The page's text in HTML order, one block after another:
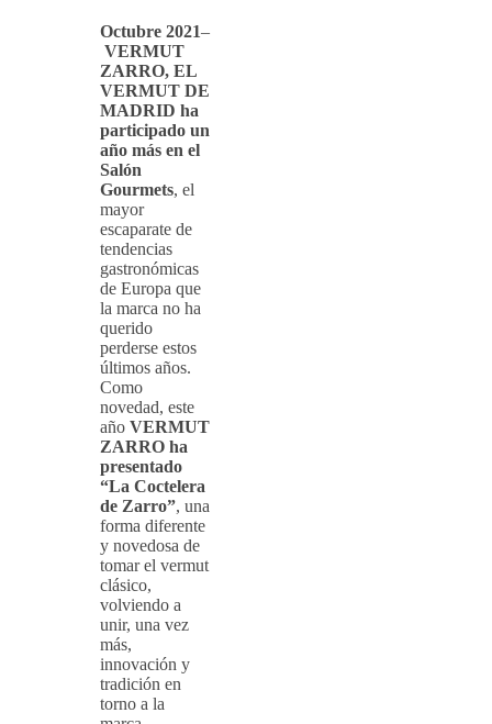
Octubre 2021–
VERMUT
ZARRO, EL
VERMUT DE
MADRID ha
participado un
año más en el
Salón
Gourmets, el
mayor
escaparate de
tendencias
gastronómicas
de Europa que
la marca no ha
querido
perderse estos
últimos años.
Como
novedad, este
año VERMUT
ZARRO ha
presentado
“La Coctelera
de Zarro”, una
forma diferente
y novedosa de
tomar el vermut
clásico,
volviendo a
unir, una vez
más,
innovación y
tradición en
torno a la